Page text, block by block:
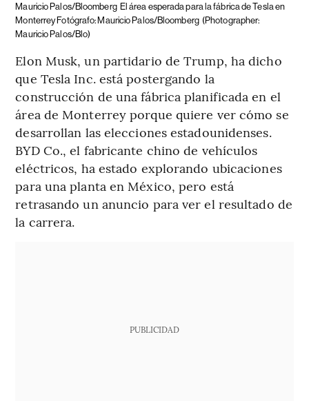
Mauricio Palos/Bloomberg El área esperada para la fábrica de Tesla en
Monterrey Fotógrafo: Mauricio Palos/Bloomberg (Photographer:
Mauricio Palos/Blo)
Elon Musk, un partidario de Trump, ha dicho
que Tesla Inc. está postergando la
construcción de una fábrica planificada en el
área de Monterrey porque quiere ver cómo se
desarrollan las elecciones estadounidenses.
BYD Co., el fabricante chino de vehículos
eléctricos, ha estado explorando ubicaciones
para una planta en México, pero está
retrasando un anuncio para ver el resultado de
la carrera.
PUBLICIDAD